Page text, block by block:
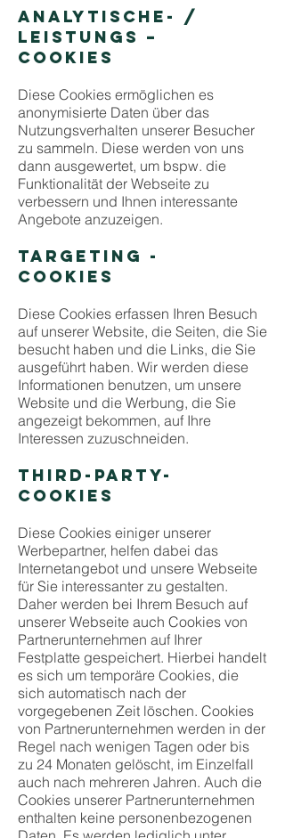
ANALYTISCHE- /
LEISTUNGS –
COOKIES
Diese Cookies ermöglichen es
anonymisierte Daten über das
Nutzungsverhalten unserer Besucher
zu sammeln. Diese werden von uns
dann ausgewertet, um bspw. die
Funktionalität der Webseite zu
verbessern und Ihnen interessante
Angebote anzuzeigen.
TARGETING -
COOKIES
Diese Cookies erfassen Ihren Besuch
auf unserer Website, die Seiten, die Sie
besucht haben und die Links, die Sie
ausgeführt haben. Wir werden diese
Informationen benutzen, um unsere
Website und die Werbung, die Sie
angezeigt bekommen, auf Ihre
Interessen zuzuschneiden.
THIRD-PARTY-
COOKIES
Diese Cookies einiger unserer
Werbepartner, helfen dabei das
Internetangebot und unsere Webseite
für Sie interessanter zu gestalten.
Daher werden bei Ihrem Besuch auf
unserer Webseite auch Cookies von
Partnerunternehmen auf Ihrer
Festplatte gespeichert. Hierbei handelt
es sich um temporäre Cookies, die
sich automatisch nach der
vorgegebenen Zeit löschen. Cookies
von Partnerunternehmen werden in der
Regel nach wenigen Tagen oder bis
zu 24 Monaten gelöscht, im Einzelfall
auch nach mehreren Jahren. Auch die
Cookies unserer Partnerunternehmen
enthalten keine personenbezogenen